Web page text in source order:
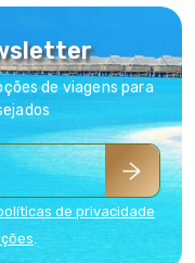
de viagens para
de privacidade